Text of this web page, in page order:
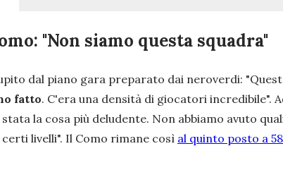
"Non siamo questa squadra"
dal piano gara preparato dai neroverdi: "
fatto. C'era una densità di giocatori incredibile".
stata la cosa più deludente. Non abbiamo avuto
livelli". Il Como rimane così al quinto posto a